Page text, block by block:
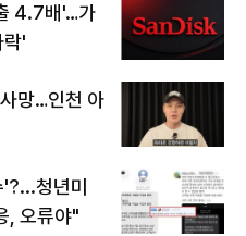
4.7배'…가
락'
망…인천 아
청년미
, 오류야"